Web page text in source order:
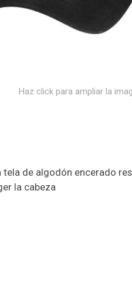
Haz click para ampliar la
de algodón encerado
la cabeza